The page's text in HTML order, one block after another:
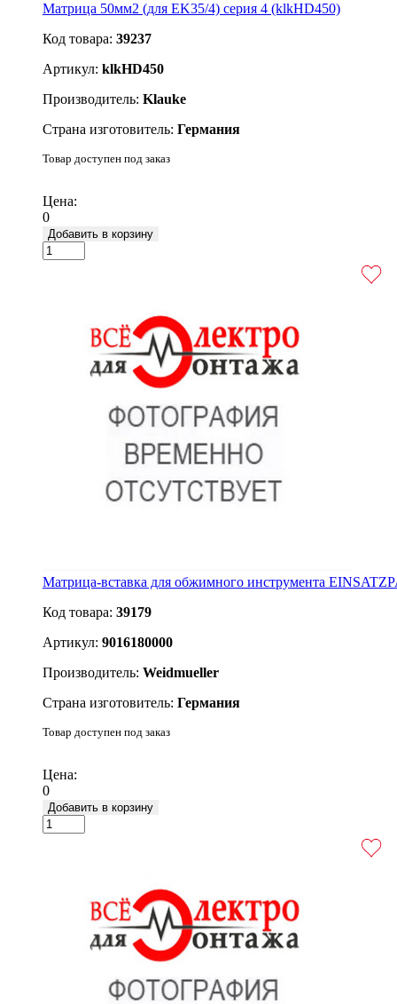
Матрица 50мм2 (для EK35/4) серия 4 (klkHD450)
Код товара: 39237
Артикул: klkHD450
Производитель: Klauke
Страна изготовитель: Германия
Товар доступен под заказ
Цена:
0
Добавить в корзину
Матрица-вставка для обжимного инструмента
Код товара: 39179
Артикул: 9016180000
Производитель: Weidmueller
Страна изготовитель: Германия
Товар доступен под заказ
Цена:
0
Добавить в корзину